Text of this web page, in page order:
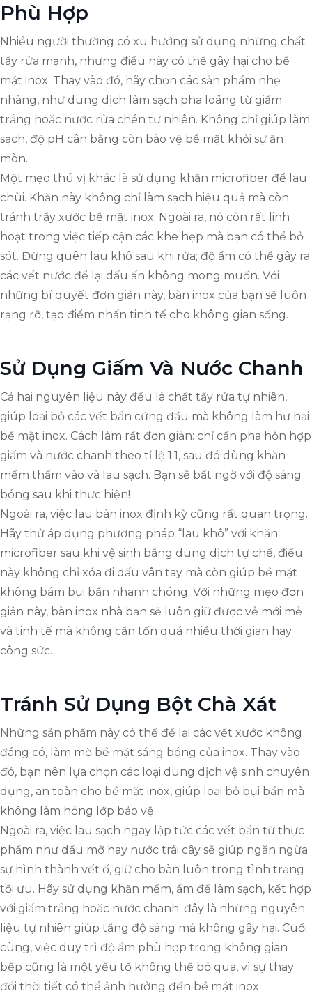
Phù Hợp
Nhiều người thường có xu hướng sử dụng những chất
tẩy rửa mạnh, nhưng điều này có thể gây hại cho bề
mặt inox. Thay vào đó, hãy chọn các sản phẩm nhẹ
nhàng, như dung dịch làm sạch pha loãng từ giấm
trắng hoặc nước rửa chén tự nhiên. Không chỉ giúp làm
sạch, độ pH cân bằng còn bảo vệ bề mặt khỏi sự ăn
mòn.
Một mẹo thú vị khác là sử dụng khăn microfiber để lau
chùi. Khăn này không chỉ làm sạch hiệu quả mà còn
tránh trầy xước bề mặt inox. Ngoài ra, nó còn rất linh
hoạt trong việc tiếp cận các khe hẹp mà bạn có thể bỏ
sót. Đừng quên lau khô sau khi rửa; độ ẩm có thể gây ra
các vết nước để lại dấu ấn không mong muốn. Với
những bí quyết đơn giản này, bàn inox của bạn sẽ luôn
rạng rỡ, tạo điểm nhấn tinh tế cho không gian sống.
Sử Dụng Giấm Và Nước Chanh
Cả hai nguyên liệu này đều là chất tẩy rửa tự nhiên,
giúp loại bỏ các vết bẩn cứng đầu mà không làm hư hại
bề mặt inox. Cách làm rất đơn giản: chỉ cần pha hỗn hợp
giấm và nước chanh theo tỉ lệ 1:1, sau đó dùng khăn
mềm thấm vào và lau sạch. Bạn sẽ bất ngờ với độ sáng
bóng sau khi thực hiện!
Ngoài ra, việc lau bàn inox định kỳ cũng rất quan trọng.
Hãy thử áp dụng phương pháp “lau khô” với khăn
microfiber sau khi vệ sinh bằng dung dịch tự chế, điều
này không chỉ xóa đi dấu vân tay mà còn giúp bề mặt
không bám bụi bẩn nhanh chóng. Với những mẹo đơn
giản này, bàn inox nhà bạn sẽ luôn giữ được vẻ mới mẻ
và tinh tế mà không cần tốn quá nhiều thời gian hay
công sức.
Tránh Sử Dụng Bột Chà Xát
Những sản phẩm này có thể để lại các vết xước không
đáng có, làm mờ bề mặt sáng bóng của inox. Thay vào
đó, bạn nên lựa chọn các loại dung dịch vệ sinh chuyên
dụng, an toàn cho bề mặt inox, giúp loại bỏ bụi bẩn mà
không làm hỏng lớp bảo vệ.
Ngoài ra, việc lau sạch ngay lập tức các vết bẩn từ thực
phẩm như dầu mỡ hay nước trái cây sẽ giúp ngăn ngừa
sự hình thành vết ố, giữ cho bàn luôn trong tình trạng
tối ưu. Hãy sử dụng khăn mềm, ẩm để làm sạch, kết hợp
với giấm trắng hoặc nước chanh; đây là những nguyên
liệu tự nhiên giúp tăng độ sáng mà không gây hại. Cuối
cùng, việc duy trì độ ẩm phù hợp trong không gian
bếp cũng là một yếu tố không thể bỏ qua, vì sự thay
đổi thời tiết có thể ảnh hưởng đến bề mặt inox.